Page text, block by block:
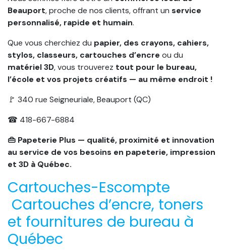
Beauport, proche de nos clients, offrant un service
personnalisé, rapide et humain.
Que vous cherchiez du papier, des crayons, cahiers,
stylos, classeurs, cartouches d’encre ou du
matériel 3D, vous trouverez tout pour le bureau,
l’école et vos projets créatifs — au même endroit !
🚩 340 rue Seigneuriale, Beauport (QC)
☎ 418-667-6884
👜 Papeterie Plus — qualité, proximité et innovation
au service de vos besoins en papeterie, impression
et 3D à Québec.
Cartouches-Escompte
Cartouches d’encre, toners
et fournitures de bureau à
Québec